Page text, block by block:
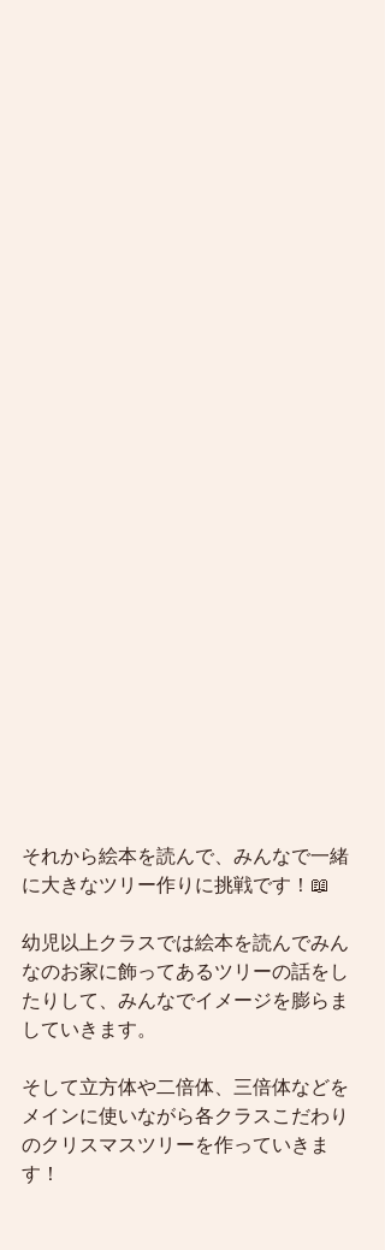
それから絵本を読んで、みんなで一緒
に大きなツリー作りに挑戦です！📖
幼児以上クラスでは絵本を読んでみん
なのお家に飾ってあるツリーの話をし
たりして、みんなでイメージを膨らま
していきます。
そして立方体や二倍体、三倍体などを
メインに使いながら各クラスこだわり
のクリスマスツリーを作っていきま
す！